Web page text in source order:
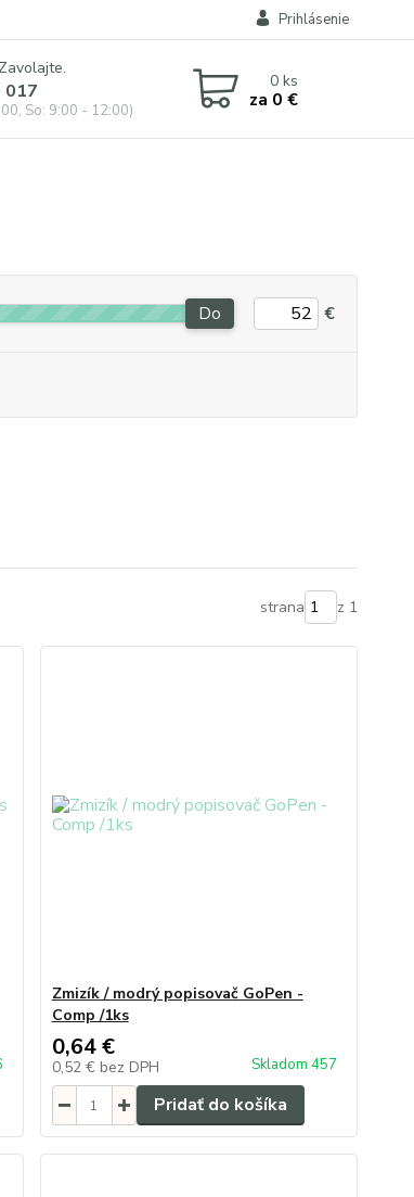
Prihlásenie
017
So: 9:00 - 12:00)
0ks
za 0 €
Do €
strana z 1
Zmizík / modrý popisovač GoPen -
Comp /1ks
0,64 €
0,52 € bez DPH Skladom 457
Pridať do košíka